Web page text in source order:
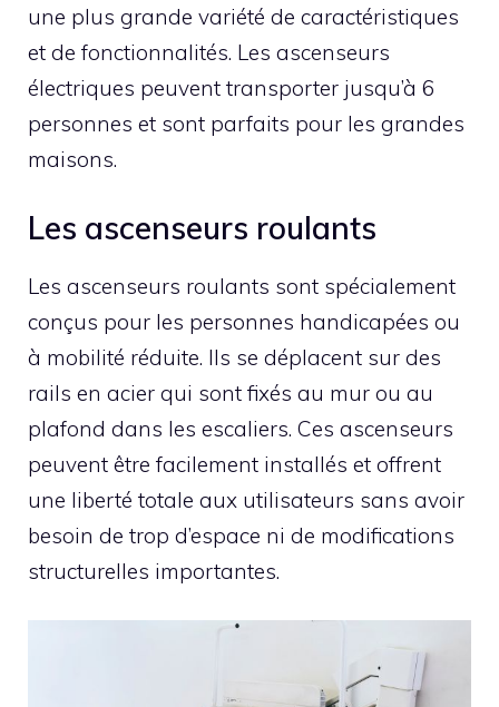
une plus grande variété de caractéristiques
et de fonctionnalités. Les ascenseurs
électriques peuvent transporter jusqu’à 6
personnes et sont parfaits pour les grandes
maisons.
Les ascenseurs roulants
Les ascenseurs roulants sont spécialement
conçus pour les personnes handicapées ou
à mobilité réduite. Ils se déplacent sur des
rails en acier qui sont fixés au mur ou au
plafond dans les escaliers. Ces ascenseurs
peuvent être facilement installés et offrent
une liberté totale aux utilisateurs sans avoir
besoin de trop d’espace ni de modifications
structurelles importantes.